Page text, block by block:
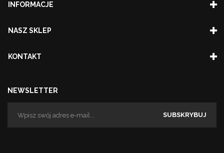
INFORMACJE
NASZ SKLEP
KONTAKT
NEWSLETTER
SUBSKRYBUJ